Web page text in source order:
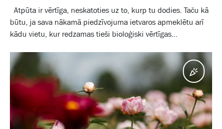
Atpūta ir vērtīga, neskatoties uz to, kurp tu dodies. Taču kā
būtu, ja sava nākamā piedzīvojuma ietvaros apmeklētu arī
kādu vietu, kur redzamas tieši bioloģiski vērtīgas...